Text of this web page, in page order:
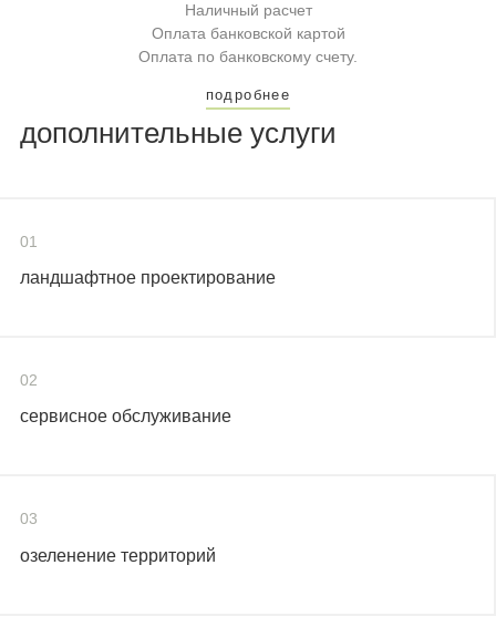
Наличный расчет
Оплата банковской картой
Оплата по банковскому счету.
подробнее
дополнительные услуги
01
ландшафтное проектирование
02
сервисное обслуживание
03
озеленение территорий